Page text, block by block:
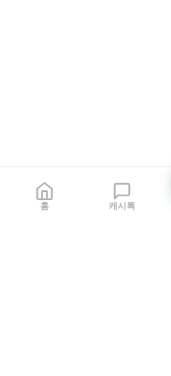
홈 캐시톡